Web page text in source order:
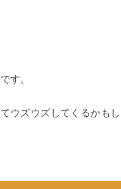
す。
ウズウズしてくるかもし